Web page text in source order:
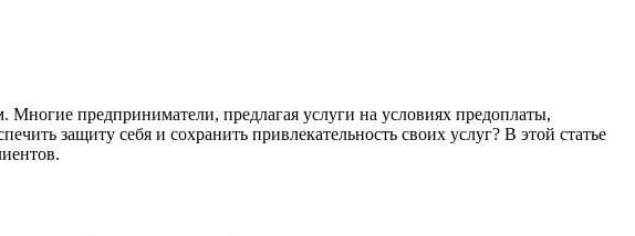
предприниматели, предлагая услуги на условиях предоплаты,
защиту себя и сохранить привлекательность своих услуг? В этой статье